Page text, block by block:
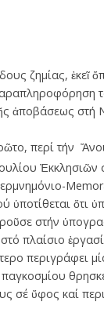
ζημίας, ἐκεῖ
ἀποβάσεως στή
περί τήν
ὑποτίθεται ὅτι
στήν
πλαίσιο
περιγράφει
σέ ὕφος καί